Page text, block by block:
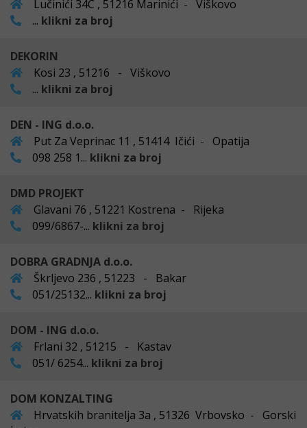
Lučinići 34C , 51216 Marinići - Viškovo
... klikni za broj
DEKORIN
Kosi 23 , 51216 - Viškovo
... klikni za broj
DEN - ING d.o.o.
Put Za Veprinac 11 , 51414 Ičići - Opatija
098 258 1... klikni za broj
DMD PROJEKT
Glavani 76 , 51221 Kostrena - Rijeka
099/6867-... klikni za broj
DOBRA GRADNJA d.o.o.
Škrljevo 236 , 51223 - Bakar
051/25132... klikni za broj
DOM - ING d.o.o.
Frlani 32 , 51215 - Kastav
051/ 6254... klikni za broj
DOM KONZALTING
Hrvatskih branitelja 3a , 51326 Vrbovsko - Gorski